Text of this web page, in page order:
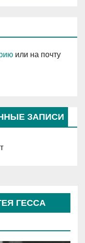
или на почту
ЗАПИСИ
ГЕССА